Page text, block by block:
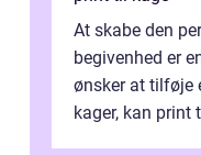
At skabe den
begivenhed er
ønsker at tilføje
kager, kan print